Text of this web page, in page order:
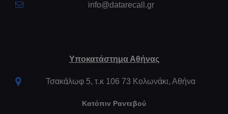
info@datarecall.gr
Υποκατάστημα Αθήνας
Τσακάλωφ 5, τ.κ 106 73 Κολωνάκι, Αθήνα
Κατόπιν Ραντεβού